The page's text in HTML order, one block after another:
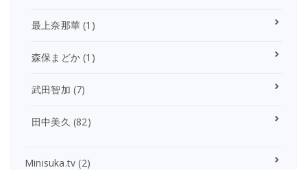
最上奈那華 (1)
森保まどか (1)
武田智加 (7)
田中美久 (82)
Minisuka.tv (2)